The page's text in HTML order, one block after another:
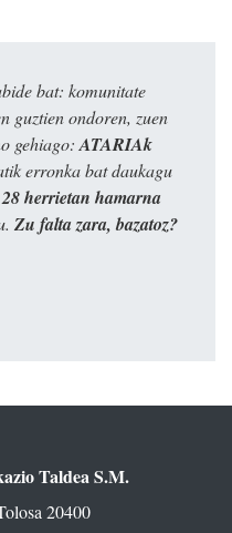
bat: komunitate
guztien ondoren, zuen
gehiago: ATARIAk
erronka bat daukagu
herrietan hamarna
Zu falta zara, bazatoz?
Taldea S.M.
20400